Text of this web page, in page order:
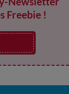
Freebie !